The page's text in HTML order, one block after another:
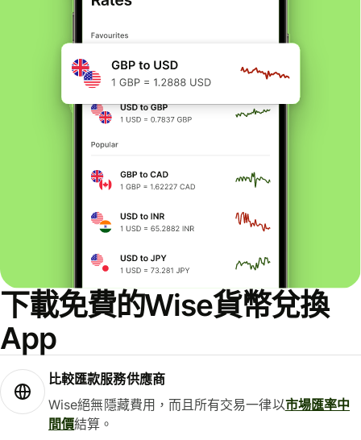
下載免費的Wise貨幣兌換
App
比較匯款服務供應商
Wise絕無隱藏費用，而且所有交易一律以市場匯率中
間價結算。